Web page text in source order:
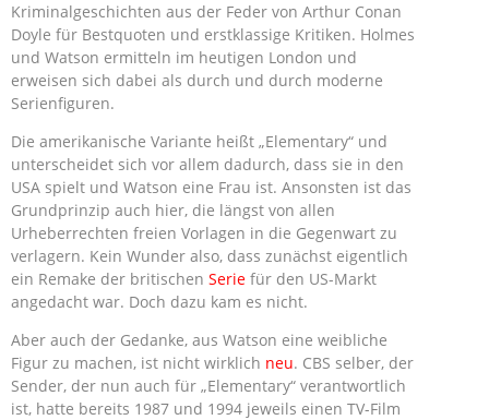
Kriminalgeschichten aus der Feder von Arthur Conan
Doyle für Bestquoten und erstklassige Kritiken. Holmes
und Watson ermitteln im heutigen London und
erweisen sich dabei als durch und durch moderne
Serienfiguren.
Die amerikanische Variante heißt „Elementary“ und
unterscheidet sich vor allem dadurch, dass sie in den
USA spielt und Watson eine Frau ist. Ansonsten ist das
Grundprinzip auch hier, die längst von allen
Urheberrechten freien Vorlagen in die Gegenwart zu
verlagern. Kein Wunder also, dass zunächst eigentlich
ein Remake der britischen Serie für den US-Markt
angedacht war. Doch dazu kam es nicht.
Aber auch der Gedanke, aus Watson eine weibliche
Figur zu machen, ist nicht wirklich neu. CBS selber, der
Sender, der nun auch für „Elementary“ verantwortlich
ist, hatte bereits 1987 und 1994 jeweils einen TV-Film